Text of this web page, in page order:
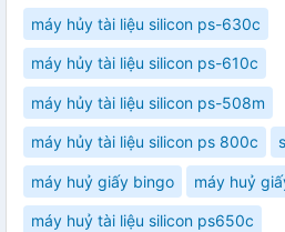
máy hủy tài liệu silicon ps-630c
máy hủy tài liệu silicon ps-610c
máy hủy tài liệu silicon ps-508m
máy hủy tài liệu silicon ps 800c
máy huỷ giấy bingo máy huỷ
máy huỷ tài liệu silicon ps650c